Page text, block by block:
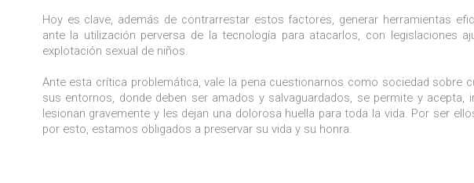
Hoy es clave, además de contrarrestar estos factores, generar herramientas
ante la utilización perversa de la tecnología para atacarlos, con legislaciones
explotación sexual de niños.
Ante esta crítica problemática, vale la pena cuestionarnos como sociedad sobre
sus entornos, donde deben ser amados y salvaguardados, se permite y
lesionan gravemente y les dejan una dolorosa huella para toda la vida. Por ser
por esto, estamos obligados a preservar su vida y su honra.